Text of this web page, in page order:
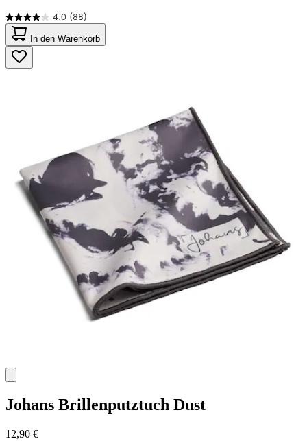
4.0 (88)
4.0
von
5
Sternen.
88
In den Warenkorb
Johans Brillenputztuch Dust
12,90 €